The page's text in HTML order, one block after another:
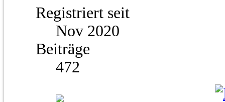
Registriert seit
Nov 2020
Beiträge
472